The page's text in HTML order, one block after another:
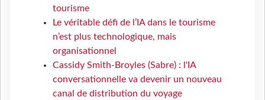
tourisme
Le véritable défi de l’IA dans le tourisme
n’est plus technologique, mais
organisationnel
Cassidy Smith-Broyles (Sabre) : l'IA
conversationnelle va devenir un nouveau
canal de distribution du voyage